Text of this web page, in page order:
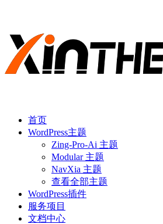
首页
WordPress主题
Zing-Pro-Ai 主题
Modular 主题
NavXia 主题
查看全部主题
WordPress插件
服务项目
文档中心